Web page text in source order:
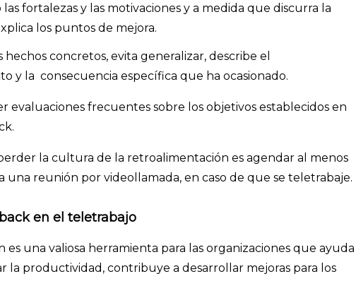
fortalezas y las motivaciones y a medida que discurra la
los puntos de mejora.
hechos concretos, evita generalizar, describe el
y la consecuencia específica que ha ocasionado.
evaluaciones frecuentes sobre los objetivos establecidos en
la cultura de la retroalimentación es agendar al menos
una reunión por videollamada, en caso de que se teletrabaje.
en el teletrabajo
es una valiosa herramienta para las organizaciones que ayuda
la productividad, contribuye a desarrollar mejoras para los